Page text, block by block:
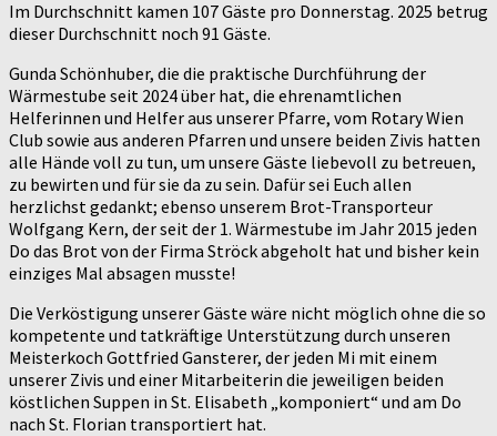
Im Durchschnitt kamen 107 Gäste pro Donnerstag. 2025 betrug
dieser Durchschnitt noch 91 Gäste.
Gunda Schönhuber, die die praktische Durchführung der
Wärmestube seit 2024 über hat, die ehrenamtlichen
Helferinnen und Helfer aus unserer Pfarre, vom Rotary Wien
Club sowie aus anderen Pfarren und unsere beiden Zivis hatten
alle Hände voll zu tun, um unsere Gäste liebevoll zu betreuen,
zu bewirten und für sie da zu sein. Dafür sei Euch allen
herzlichst gedankt; ebenso unserem Brot-Transporteur
Wolfgang Kern, der seit der 1. Wärmestube im Jahr 2015 jeden
Do das Brot von der Firma Ströck abgeholt hat und bisher kein
einziges Mal absagen musste!
Die Verköstigung unserer Gäste wäre nicht möglich ohne die so
kompetente und tatkräftige Unterstützung durch unseren
Meisterkoch Gottfried Gansterer, der jeden Mi mit einem
unserer Zivis und einer Mitarbeiterin die jeweiligen beiden
köstlichen Suppen in St. Elisabeth „komponiert“ und am Do
nach St. Florian transportiert hat.